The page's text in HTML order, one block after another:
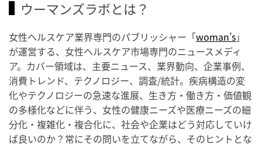
ウーマンズラボとは？
女性ヘルスケア業界専門のパブリッシャー「woman’s」
が運営する、女性ヘルスケア市場専門のニュースメディ
ア。カバー領域は、主要ニュース、業界動向、企業事例、
消費トレンド、テクノロジー、調査/統計。疾病構造の変
化やテクノロジーの急速な進展、生き方・働き方・価値観
の多様化などに伴う、女性の健康ニーズや医療ニーズの細
分化・複雑化・複合化に、社会や企業はどう対応していけ
ば良いのか？常にその問いを立てながら、そのヒントとな